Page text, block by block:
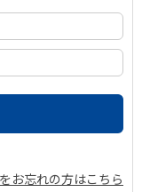
お忘れの方はこちら